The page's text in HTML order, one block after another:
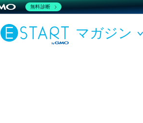
マガジン
無料診断